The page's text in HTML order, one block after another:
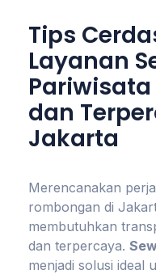
Tips
Layanan
dan
Jakarta
Merencanakan
rombongan di
membutuhkan
dan terpercaya.
menjadi solusi ideal